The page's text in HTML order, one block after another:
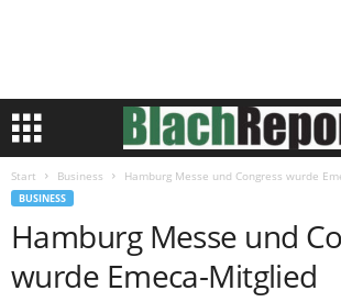
Start Business Hamburg Messe und Congress wurde
BUSINESS
Hamburg Messe und
wurde Emeca-Mitglied